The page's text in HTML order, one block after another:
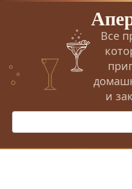
Перейти
Все
и
Поиск: